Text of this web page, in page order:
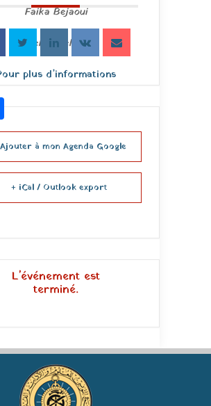
Faika Bejaoui
Mehdi Dellagi
plus d’informations
Partager
à mon Agenda Google
+ iCal / Outlook export
L'événement est
terminé.